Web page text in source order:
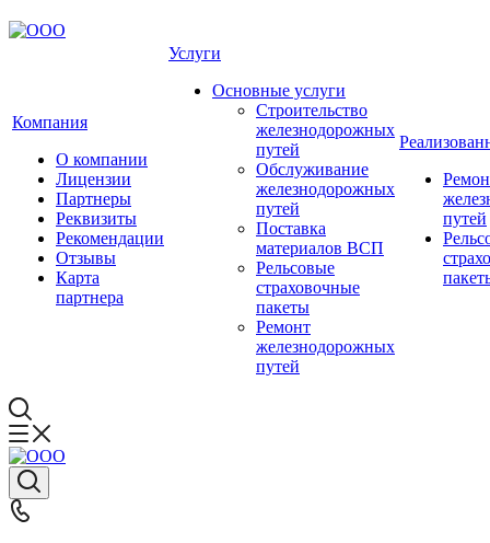
Компания
О компании
Лицензии
Партнеры
Реквизиты
Рекомендации
Отзывы
Карта
партнера
Услуги
Основные услуги
Строительство
железнодорожных
путей
Обслуживание
железнодорожных
путей
Поставка
материалов ВСП
Рельсовые
страховочные
пакеты
Ремонт
железнодорожных
путей
путей